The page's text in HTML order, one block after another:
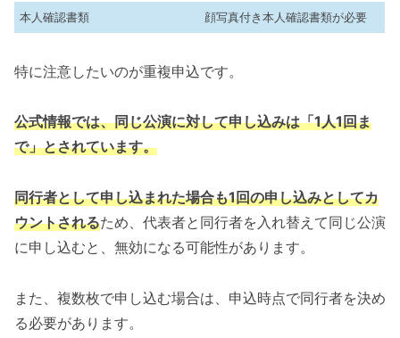
本人確認書類 顔写真付き本人確認書類が必要
特に注意したいのが重複申込です。
公式情報では、同じ公演に対して申し込みは「1人1回ま
で」とされています。
同行者として申し込まれた場合も1回の申し込みとしてカ
ウントされるため、代表者と同行者を入れ替えて同じ公演
に申し込むと、無効になる可能性があります。
また、複数枚で申し込む場合は、申込時点で同行者を決め
る必要があります。